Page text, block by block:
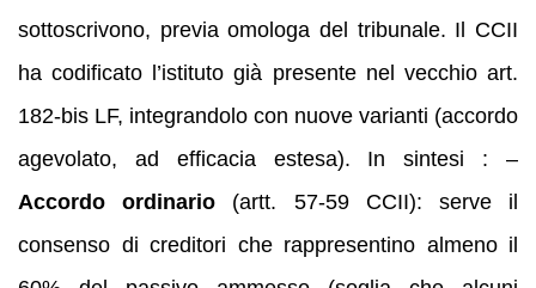
sottoscrivono, previa omologa del tribunale. Il CCII
ha codificato l’istituto già presente nel vecchio art.
182-bis LF, integrandolo con nuove varianti (accordo
agevolato, ad efficacia estesa). In sintesi : –
Accordo ordinario (artt. 57-59 CCII): serve il
consenso di creditori che rappresentino almeno il